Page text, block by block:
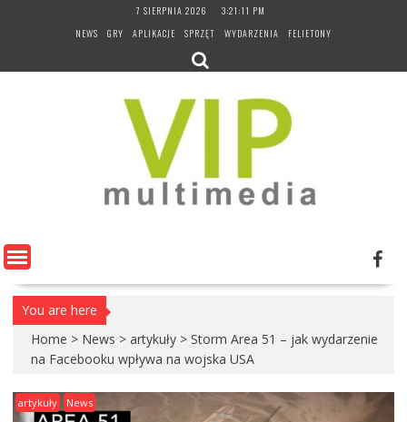
7 SIERPNIA 2026
3:21:12 PM
NEWS
GRY APLIKACJE SPRZĘT WYDARZENIA FELIETONY
You are here
Home > News > artykuły > Storm Area 51 – jak wydarzenie
na Facebooku wpływa na wojska USA
artykuły News